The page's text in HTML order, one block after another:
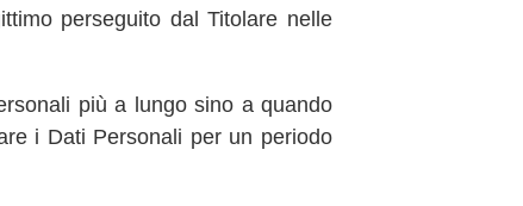
perseguito dal Titolare nelle
più a lungo sino a quando
i Dati Personali per un periodo